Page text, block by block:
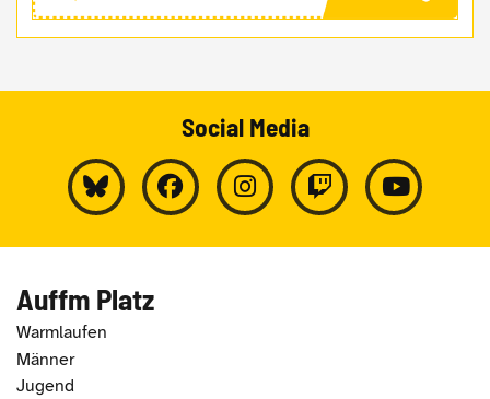
Social Media
Auffm Platz
Warmlaufen
Männer
Jugend